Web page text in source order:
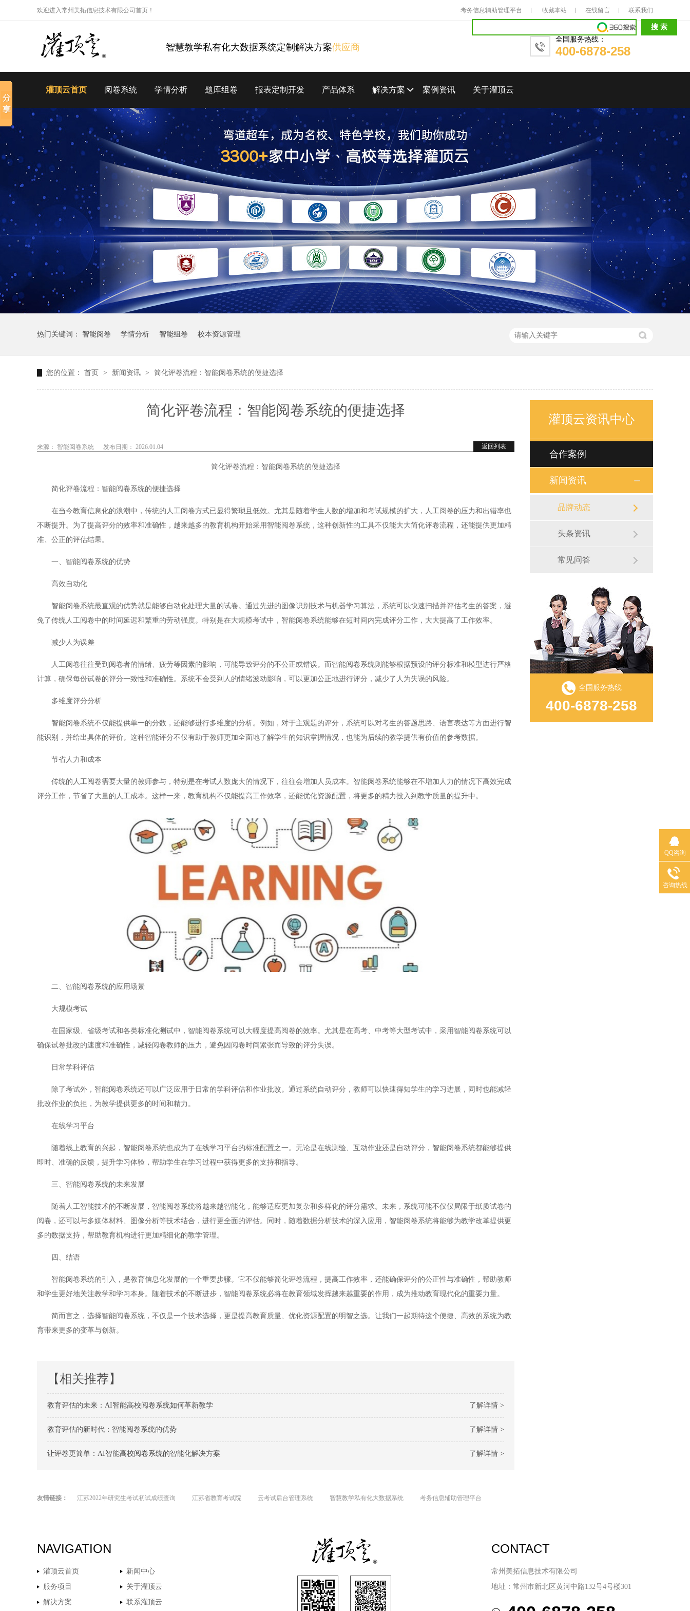
考务信息辅助管理平台 收藏本站 在线留言 联系我们
欢迎进入常州美拓信息技术有限公司首页！
智慧教学私有化大数据系统定制解决方案供应商
全国服务热线：
400-6878-258
灌顶云首页 阅卷系统 学情分析 题库组卷 报表定制开发 产品体系 解决方案 案例资讯 关于灌顶云
热门关键词： 智能阅卷 学情分析 智能组卷 校本资源管理
您的位置： 首页 > 新闻资讯 > 简化评卷流程：智能阅卷系统的便捷选择
简化评卷流程：智能阅卷系统的便捷选择
返回列表
来源： 智能阅卷系统 发布日期： 2026.01.04
简化评卷流程：智能阅卷系统的便捷选择
简化评卷流程：智能阅卷系统的便捷选择
在当今教育信息化的浪潮中，传统的人工阅卷方式已显得繁琐且低效。尤其是随着学生人数的增加和考试规模的扩大，人工阅卷的压力和出错率也
不断提升。为了提高评分的效率和准确性，越来越多的教育机构开始采用智能阅卷系统，这种创新性的工具不仅能大大简化评卷流程，还能提供更加精
准、公正的评估结果。
一、智能阅卷系统的优势
高效自动化
智能阅卷系统最直观的优势就是能够自动化处理大量的试卷。通过先进的图像识别技术与机器学习算法，系统可以快速扫描并评估考生的答案，避
免了传统人工阅卷中的时间延迟和繁重的劳动强度。特别是在大规模考试中，智能阅卷系统能够在短时间内完成评分工作，大大提高了工作效率。
减少人为误差
人工阅卷往往受到阅卷者的情绪、疲劳等因素的影响，可能导致评分的不公正或错误。而智能阅卷系统则能够根据预设的评分标准和模型进行严格
计算，确保每份试卷的评分一致性和准确性。系统不会受到人的情绪波动影响，可以更加公正地进行评分，减少了人为失误的风险。
多维度评分分析
智能阅卷系统不仅能提供单一的分数，还能够进行多维度的分析。例如，对于主观题的评分，系统可以对考生的答题思路、语言表达等方面进行智
能识别，并给出具体的评价。这种智能评分不仅有助于教师更加全面地了解学生的知识掌握情况，也能为后续的教学提供有价值的参考数据。
节省人力和成本
传统的人工阅卷需要大量的教师参与，特别是在考试人数庞大的情况下，往往会增加人员成本。智能阅卷系统能够在不增加人力的情况下高效完成
评分工作，节省了大量的人工成本。这样一来，教育机构不仅能提高工作效率，还能优化资源配置，将更多的精力投入到教学质量的提升中。
二、智能阅卷系统的应用场景
大规模考试
在国家级、省级考试和各类标准化测试中，智能阅卷系统可以大幅度提高阅卷的效率。尤其是在高考、中考等大型考试中，采用智能阅卷系统可以
确保试卷批改的速度和准确性，减轻阅卷教师的压力，避免因阅卷时间紧张而导致的评分失误。
日常学科评估
除了考试外，智能阅卷系统还可以广泛应用于日常的学科评估和作业批改。通过系统自动评分，教师可以快速得知学生的学习进展，同时也能减轻
批改作业的负担，为教学提供更多的时间和精力。
在线学习平台
随着线上教育的兴起，智能阅卷系统也成为了在线学习平台的标准配置之一。无论是在线测验、互动作业还是自动评分，智能阅卷系统都能够提供
即时、准确的反馈，提升学习体验，帮助学生在学习过程中获得更多的支持和指导。
三、智能阅卷系统的未来发展
随着人工智能技术的不断发展，智能阅卷系统将越来越智能化，能够适应更加复杂和多样化的评分需求。未来，系统可能不仅仅局限于纸质试卷的
阅卷，还可以与多媒体材料、图像分析等技术结合，进行更全面的评估。同时，随着数据分析技术的深入应用，智能阅卷系统将能够为教学改革提供更
多的数据支持，帮助教育机构进行更加精细化的教学管理。
四、结语
智能阅卷系统的引入，是教育信息化发展的一个重要步骤。它不仅能够简化评卷流程，提高工作效率，还能确保评分的公正性与准确性，帮助教师
和学生更好地关注教学和学习本身。随着技术的不断进步，智能阅卷系统必将在教育领域发挥越来越重要的作用，成为推动教育现代化的重要力量。
简而言之，选择智能阅卷系统，不仅是一个技术选择，更是提高教育质量、优化资源配置的明智之选。让我们一起期待这个便捷、高效的系统为教
育带来更多的变革与创新。
【相关推荐】
了解详情 >
教育评估的未来：AI智能高校阅卷系统如何革新教学
了解详情 >
教育评估的新时代：智能阅卷系统的优势
了解详情 >
让评卷更简单：AI智能高校阅卷系统的智能化解决方案
灌顶云资讯中心
合作案例
新闻资讯
品牌动态
头条资讯
常见问答
全国服务热线
400-6878-258
友情链接： 江苏2022年研究生考试初试成绩查询 江苏省教育考试院 云考试后台管理系统 智慧教学私有化大数据系统 考务信息辅助管理平台
NAVIGATION
灌顶云首页
新闻中心
服务项目
关于灌顶云
解决方案
联系灌顶云
CONTACT
常州美拓信息技术有限公司
地址：常州市新北区黄河中路132号4号楼301
QQ咨询
咨询热线